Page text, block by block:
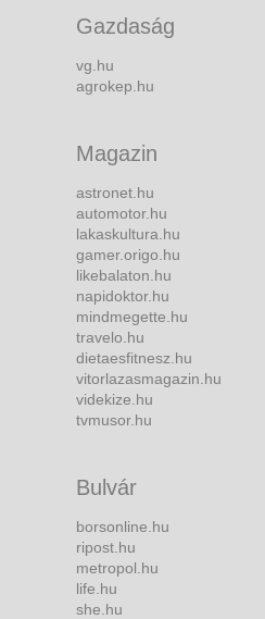
Gazdaság
vg.hu
agrokep.hu
Magazin
astronet.hu
automotor.hu
lakaskultura.hu
gamer.origo.hu
likebalaton.hu
napidoktor.hu
mindmegette.hu
travelo.hu
dietaesfitnesz.hu
vitorlazasmagazin.hu
videkize.hu
tvmusor.hu
Bulvár
borsonline.hu
ripost.hu
metropol.hu
life.hu
she.hu